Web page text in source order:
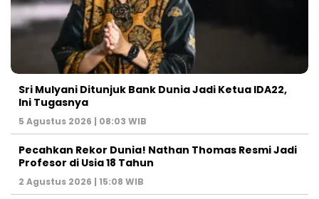
Sri Mulyani Ditunjuk Bank Dunia Jadi Ketua IDA22,
Ini Tugasnya
5 Agustus 2026 | 08:03 WIB
Pecahkan Rekor Dunia! Nathan Thomas Resmi Jadi
Profesor di Usia 18 Tahun
2 Agustus 2026 | 15:08 WIB